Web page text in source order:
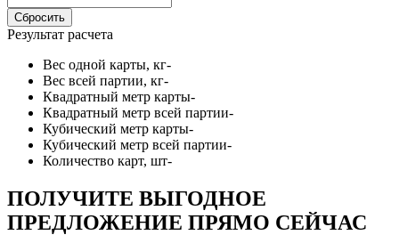
Сбросить
Результат расчета
Вес одной карты, кг-
Вес всей партии, кг-
Квадратный метр карты-
Квадратный метр всей партии-
Кубический метр карты-
Кубический метр всей партии-
Количество карт, шт-
ПОЛУЧИТЕ ВЫГОДНОЕ
ПРЕДЛОЖЕНИЕ ПРЯМО СЕЙЧАС